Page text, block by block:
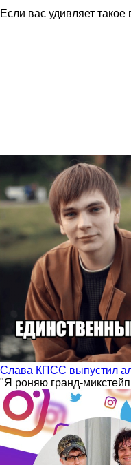
Если вас удивляет
Слава КПСС выпустил
"Я роняю гранд-